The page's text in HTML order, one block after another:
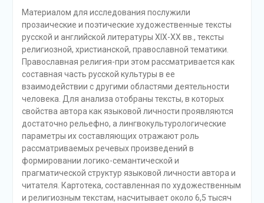
Материалом для исследования послужили
прозаические и поэтические художественные тексты
русской и английской литературы XIX-XX вв., тексты
религиозной, христианской, православной тематики.
Православная религия-при этом рассматривается как
составная часть русской культуры в ее
взаимодействии с другими областями деятельности
человека. Для анализа отобраны тексты, в которых
свойства автора как языковой личности проявляются
достаточно рельефно, а лингвокультурологические
параметры их составляющих отражают роль
рассматриваемых речевых произведений в
формировании логико-семантической и
прагматической структур языковой личности автора и
читателя. Картотека, составленная по художественным
и религиозным текстам, насчитывает около 6,5 тысяч